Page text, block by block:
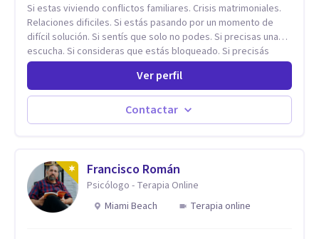
Si estas viviendo conflictos familiares. Crisis matrimoniales.
Relaciones dificiles. Si estás pasando por un momento de
difícil solución. Si sentís que solo no podes. Si precisas una
escucha. Si consideras que estás bloqueado. Si precisás
comprensión. Si no logras definir proyectos, objetivos,
sueños, deseos. Si pensás que lo que te pasa no es tan
grave, pero podría ayudar. Si estás en adicciones y tu
intención es hacer algo con lo que te está pasando. No dudes
en comunicarte a fin de comenzar a resolver la situación que
Ver perfil
Contactar
Francisco Román
Psicólogo - Terapia Online
Miami Beach
Terapia online